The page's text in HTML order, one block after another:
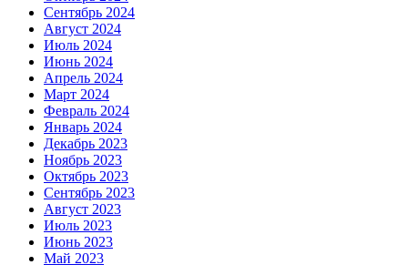
Сентябрь 2024
Август 2024
Июль 2024
Июнь 2024
Апрель 2024
Март 2024
Февраль 2024
Январь 2024
Декабрь 2023
Ноябрь 2023
Октябрь 2023
Сентябрь 2023
Август 2023
Июль 2023
Июнь 2023
Май 2023